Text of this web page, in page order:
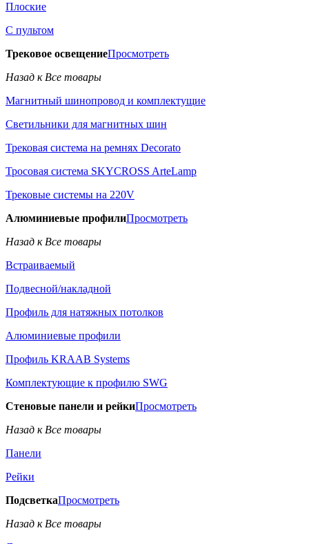
Плоские
С пультом
Трековое освещениеПросмотреть
Назад к Все товары
Магнитный шинопровод и комплектущие
Светильники для магнитных шин
Трековая система на ремнях Decorato
Тросовая система SKYCROSS ArteLamp
Трековые системы на 220V
Алюминиевые профилиПросмотреть
Назад к Все товары
Встраиваемый
Подвесной/накладной
Профиль для натяжных потолков
Алюминиевые профили
Профиль KRAAB Systems
Комплектующие к профилю SWG
Стеновые панели и рейкиПросмотреть
Назад к Все товары
Панели
Рейки
ПодсветкаПросмотреть
Назад к Все товары